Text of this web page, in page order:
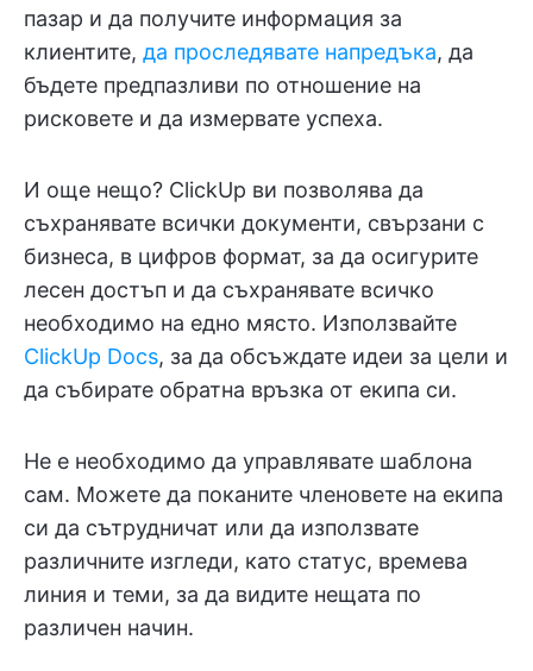
пазар и да получите информация за
клиентите, да проследявате напредъка, да
бъдете предпазливи по отношение на
рисковете и да измервате успеха.
И още нещо? ClickUp ви позволява да
съхранявате всички документи, свързани с
бизнеса, в цифров формат, за да осигурите
лесен достъп и да съхранявате всичко
необходимо на едно място. Използвайте
ClickUp Docs, за да обсъждате идеи за цели и
да събирате обратна връзка от екипа си.
Не е необходимо да управлявате шаблона
сам. Можете да поканите членовете на екипа
си да сътрудничат или да използвате
различните изгледи, като статус, времева
линия и теми, за да видите нещата по
различен начин.